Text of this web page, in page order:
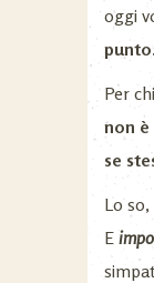
oggi
punto.
Per
non è
se
Lo
E